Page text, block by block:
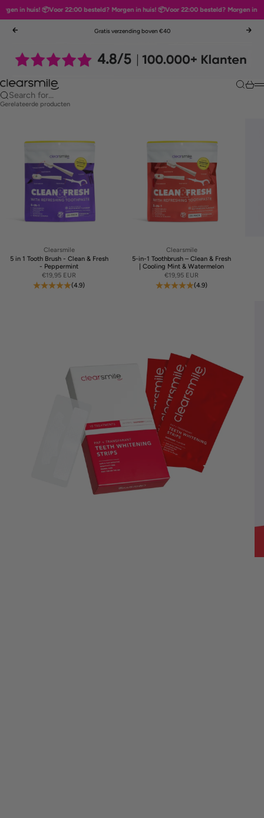
📦Voor 22:00 besteld? Morgen in huis! 📦Voor 22:00 besteld? Morgen in huis! 📦
Previous
Gratis verzending boven €40 Next
Clearsmile Search
Cart
Search for...
Gerelateerde producten
Clearsmile
5 in 1 Tooth Brush - Clean & Fresh
- Peppermint
Sale price
€19,95 EUR
(4.9)
Clearsmile
5-in-1 Toothbrush – Clean & Fresh
| Cooling Mint & Watermelon
Sale price
€19,95 EUR
(4.9)